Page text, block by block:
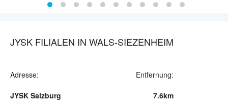
JYSK FILIALEN IN WALS-SIEZENHEIM
Adresse: Entfernung:
JYSK Salzburg 7.6km